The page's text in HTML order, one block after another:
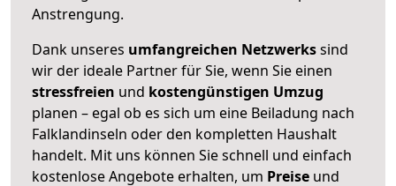
Anstrengung.
Dank unseres umfangreichen Netzwerkssind
wir der ideale Partner für Sie, wenn Sie einen
stressfreien und kostengünstigen Umzug
planen – egal ob es sich um eine Beiladung nach
Falklandinseln oder den kompletten Haushalt
handelt. Mit uns können Sie schnell und einfach
kostenlose Angebote erhalten, um Preise und